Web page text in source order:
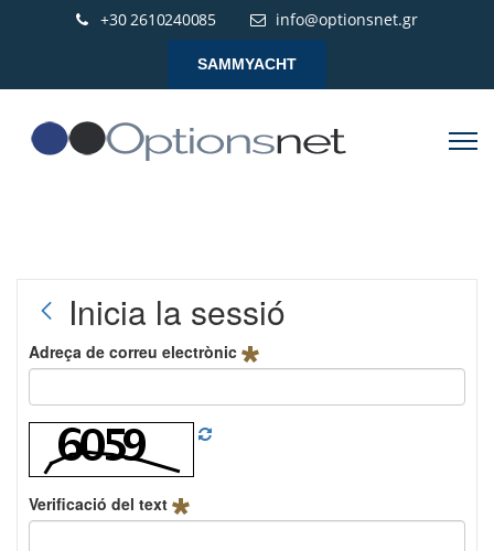
+30 2610240085 info@optionsnet.gr
SAMMYACHT
Inicia la sessió
Adreça de correu electrònic
Verificació del text